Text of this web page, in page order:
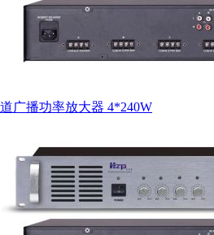
道广播功率放大器 4*240W